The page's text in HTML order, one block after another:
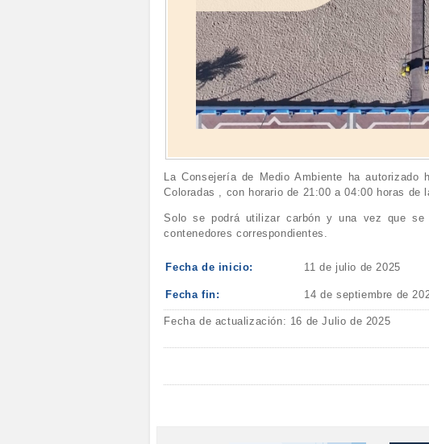
La Consejería de Medio Ambiente ha
Coloradas , con horario de 21:00 a 04:00 horas de
Solo se podrá utilizar carbón y una vez que
contenedores correspondientes.
Fecha de inicio: 11 de julio de 2025
Fecha fin: 14 de septiembre de
Fecha de actualización: 16 de Julio de 2025